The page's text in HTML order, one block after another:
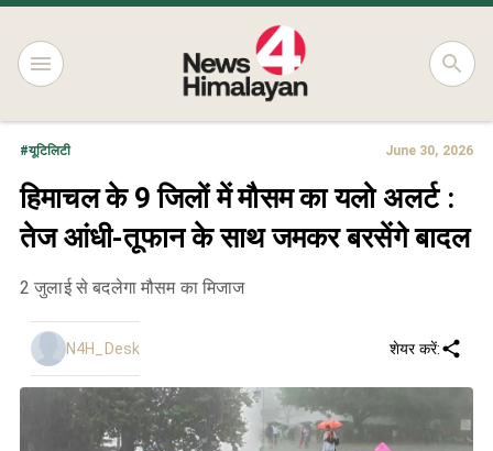
#यूटिलिटी June 30, 2026
हिमाचल के 9 जिलों में मौसम का यलो अलर्ट :
तेज आंधी-तूफान के साथ जमकर बरसेंगे बादल
2 जुलाई से बदलेगा मौसम का मिजाज
N4H_Desk शेयर करें: